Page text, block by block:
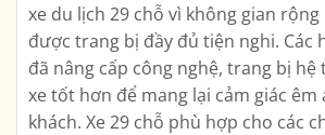
xe du lịch 29 chỗ vì không gian
được trang bị đầy đủ tiện nghi. Các
đã nâng cấp công nghệ, trang bị
xe tốt hơn để mang lại cảm giác êm
khách. Xe 29 chỗ phù hợp cho các